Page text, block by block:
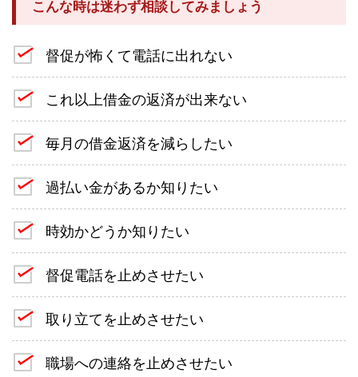
こんな時は迷わず相談してみましょう
督促が怖くて電話に出れない
これ以上借金の返済が出来ない
毎月の借金返済を減らしたい
過払い金があるか知りたい
時効かどうか知りたい
督促電話を止めさせたい
取り立てを止めさせたい
職場への連絡を止めさせたい